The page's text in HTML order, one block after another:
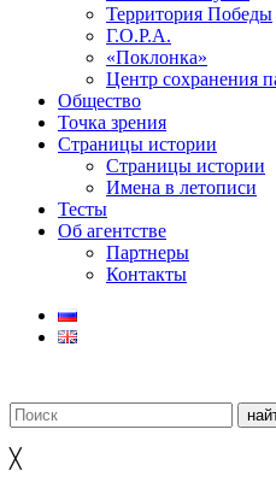
Территория Победы
Г.О.Р.А.
«Поклонка»
Центр сохранения
Общество
Точка зрения
Страницы истории
Страницы истории
Имена в летописи
Тесты
Об агентстве
Партнеры
Контакты
╳